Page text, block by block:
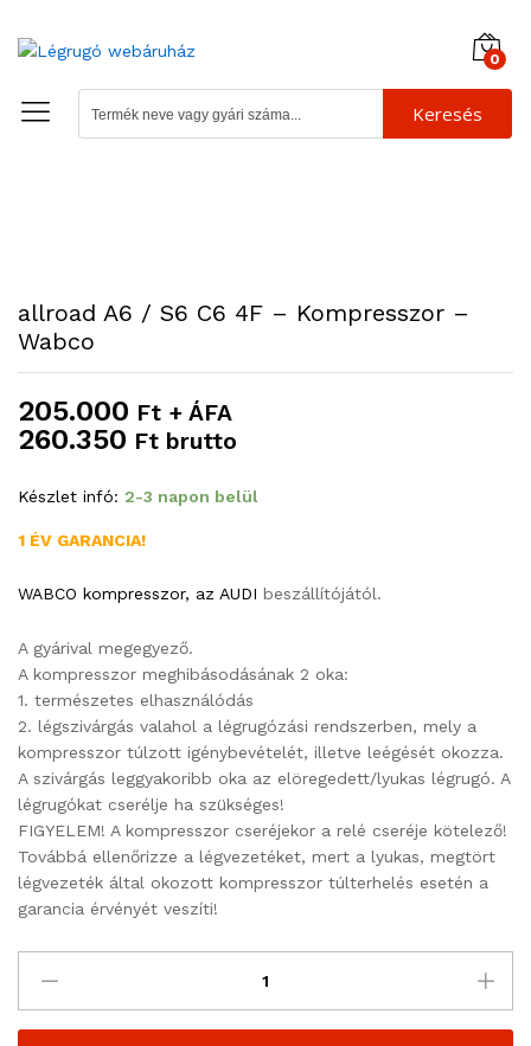
0
Keresés
allroad A6 / S6 C6 4F – Kompresszor –
Wabco
205.000 Ft + ÁFA
260.350 Ft brutto
Készlet infó: 2-3 napon belül
1 ÉV GARANCIA!
WABCO kompresszor, az AUDI beszállítójától.
A gyárival megegyező.
A kompresszor meghibásodásának 2 oka:
1. természetes elhasználódás
2. légszivárgás valahol a légrugózási rendszerben, mely a
kompresszor túlzott igénybevételét, illetve leégését okozza.
A szivárgás leggyakoribb oka az elöregedett/lyukas légrugó. A
légrugókat cserélje ha szükséges!
FIGYELEM! A kompresszor cseréjekor a relé cseréje kötelező!
Továbbá ellenőrizze a légvezetéket, mert a lyukas, megtört
légvezeték által okozott kompresszor túlterhelés esetén a
garancia érvényét veszíti!